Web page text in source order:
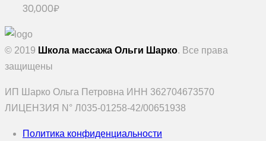
30,000₽
© 2019 Школа массажа Ольги Шарко. Все права
защищены
ИП Шарко Ольга Петровна ИНН 362704673570
ЛИЦЕНЗИЯ N° Л035-01258-42/00651938
Политика конфиденциальности